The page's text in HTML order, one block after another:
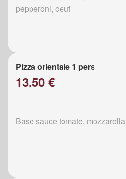
pepperoni, oeuf
Pizza orientale 1 pers
13.50 €
Base sauce tomate,